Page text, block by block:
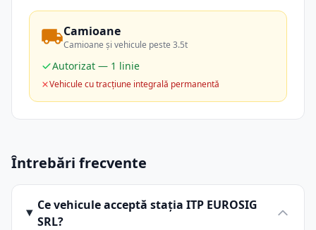
Camioane
Camioane și vehicule peste 3.5t
Autorizat — 1 linie
Vehicule cu tracțiune integrală permanentă
Întrebări frecvente
Ce vehicule acceptă stația ITP EUROSIG
SRL?